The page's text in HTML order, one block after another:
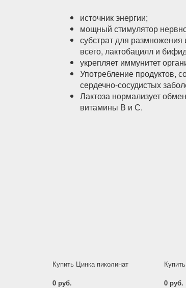
источник энергии;
мощный стимулятор
субстрат для
всего, лактобацилл и
укрепляет иммунитет
Употребление продуктов,
сердечно-сосудистых
Лактоза нормализует
витамины В и С.
Купить Цинка пиколинат
0 руб.
0 руб.